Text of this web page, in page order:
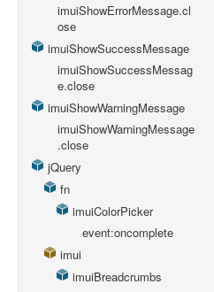
imuiShowErrorMessage.cl
ose
imuiShowSuccessMessage
imuiShowSuccessMessag
e.close
imuiShowWarningMessage
imuiShowWarningMessage
.close
jQuery
fn
imuiColorPicker
event:oncomplete
imui
imuiBreadcrumbs